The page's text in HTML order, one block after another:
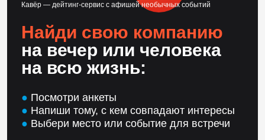
Кавёр — дейтинг-сервис с афишей необычных событий
Найди свою компанию
на вечер или человека
на всю жизнь:
● Посмотри анкеты
● Напиши тому, с кем совпадают интересы
● Выбери место или событие для встречи